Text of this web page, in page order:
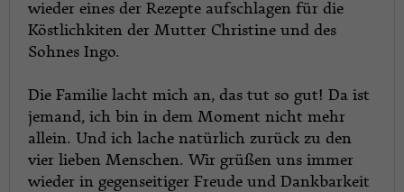
wieder eines der Rezepte aufschlagen für die
Köstlichkiten der Mutter Christine und des
Sohnes Ingo.
Die Familie lacht mich an, das tut so gut! Da ist
jemand, ich bin in dem Moment nicht mehr
allein. Und ich lache natürlich zurück zu den
vier lieben Menschen. Wir grüßen uns immer
wieder in gegenseitiger Freude und Dankbarkeit